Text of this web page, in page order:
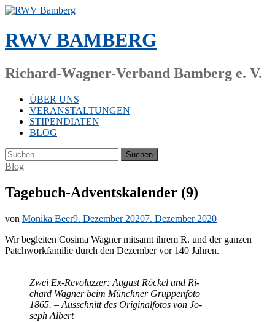
Zum
springen
RWV BAMBERG
Richard-Wagner-Verband Bamberg e. V.
ÜBER UNS
VERANSTALTUNGEN
STIPENDIATEN
BLOG
Suchen
nach:
Blog
Tagebuch-Adventskalender (9)
von Monika Beer9. Dezember 20207. Dezember 2020
Wir be­glei­ten Co­si­ma Wag­ner mit­samt ih­rem R. und der gan­zen
Patch­work­fa­mi­lie durch den De­zem­ber vor 140 Jahren.
Zwei Ex-Re­vo­luz­zer: Au­gust Rö­ckel und Ri­
chard Wag­ner beim Münch­ner Grup­pen­fo­to
1865. – Aus­schnitt des Ori­gi­nal­fo­tos von Jo­
seph Albert